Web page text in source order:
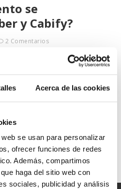
Acerca de las cookies
se usan para personalizar
ofrecer funciones de redes
Además, compartimos
haga del sitio web con
sociales, publicidad y análisis
se
y Cabify?
2 Comentarios
innovadores, basados
vez, hace unos 5 años,
en